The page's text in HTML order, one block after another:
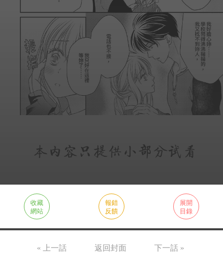
收藏
網站
報錯
反饋
展開
目錄
« 上一話 返回封面 下一話 »